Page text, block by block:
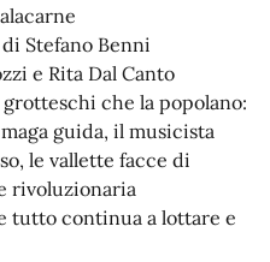
Stefano Benni
e Rita Dal Canto
che la popolano:
guida, il musicista
le vallette facce di
rivoluzionaria
tutto continua a lottare e